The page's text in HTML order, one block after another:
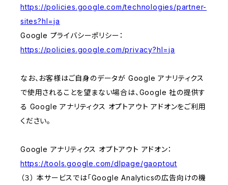
https://policies.google.com/technologies/partner-
sites?hl=ja
Google プライバシーポリシー：
https://policies.google.com/privacy?hl=ja
なお、お客様はご自身のデータが Google アナリティクス
で使用されることを望まない場合は、Google 社の提供す
る Google アナリティクス オプトアウト アドオンをご利用
ください。
Google アナリティクス オプトアウト アドオン：
https://tools.google.com/dlpage/gaoptout
（３） 本サービスでは「Google Analyticsの広告向けの機